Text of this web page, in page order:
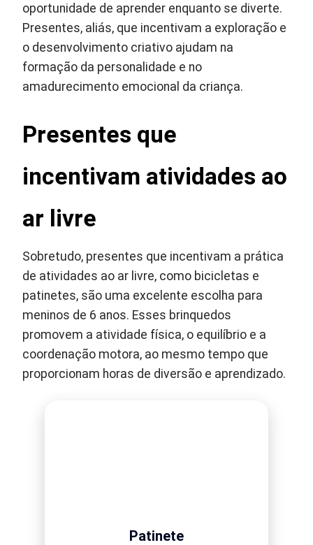
oportunidade de aprender enquanto se diverte.
Presentes, aliás, que incentivam a exploração e
o desenvolvimento criativo ajudam na
formação da personalidade e no
amadurecimento emocional da criança.
Presentes que
incentivam atividades ao
ar livre
Sobretudo, presentes que incentivam a prática
de atividades ao ar livre, como bicicletas e
patinetes, são uma excelente escolha para
meninos de 6 anos. Esses brinquedos
promovem a atividade física, o equilíbrio e a
coordenação motora, ao mesmo tempo que
proporcionam horas de diversão e aprendizado.
Patinete